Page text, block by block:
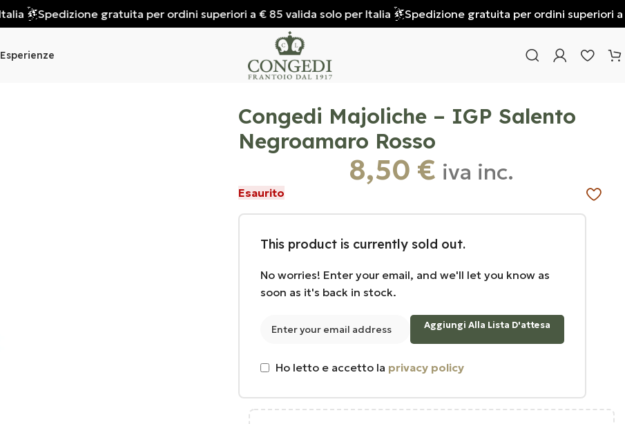
Spedizione gratuita per ordini superiori a € 85 valida solo per Italia Spedizione gratuita per ordini superiori a €
Esperienze
Congedi Majoliche – IGP Salento
Negroamaro Rosso
8,50 € iva inc.
Esaurito
This product is currently sold out.
No worries! Enter your email, and we'll let you know as
soon as it's back in stock.
Aggiungi Alla Lista D'attesa
Ho letto e accetto la privacy policy